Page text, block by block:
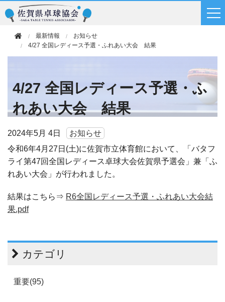
最新情報
お知らせ
4/27 全国レディース予選・ふれあい大会 結果
4/27 全国レディース予選・ふ
れあい大会 結果
2024年5月 4日
お知らせ
令和6年4月27日(土)に佐賀市立体育館において、「バタフ
ライ第47回全国レディース卓球大会佐賀県予選会」兼「ふ
れあい大会」が行われました。
結果はこちら⇒ R6全国レディース予選・ふれあい大会結
果.pdf
カテゴリ
重要(95)